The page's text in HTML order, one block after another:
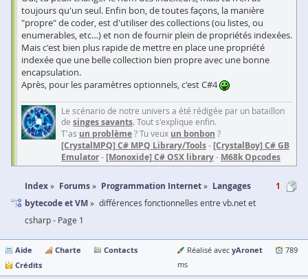
toujours qu'un seul. Enfin bon, de toutes façons, la manière
"propre" de coder, est d'utiliser des collections (ou listes, ou
enumerables, etc…) et non de fournir plein de propriétés indexées.
Mais c'est bien plus rapide de mettre en place une propriété
indexée que une belle collection bien propre avec une bonne
encapsulation.
Après, pour les paramètres optionnels, c'est C#4
Le scénario de notre univers a été rédigée par un bataillon
de singes savants. Tout s'explique enfin.
T'as un problème? Tu veux un bonbon ?
[CrystalMPQ] C# MPQ Library/Tools- [CrystalBoy] C# GB
Emulator- [Monoxide] C# OSX library- M68k Opcodes
Index Forums Programmation Internet
Langages
bytecode et VM
différences fonctionnelles entre vb.net et
csharp - Page 1
1
Aide Charte
Contacts
Crédits
Réalisé avec yAronet
789
ms